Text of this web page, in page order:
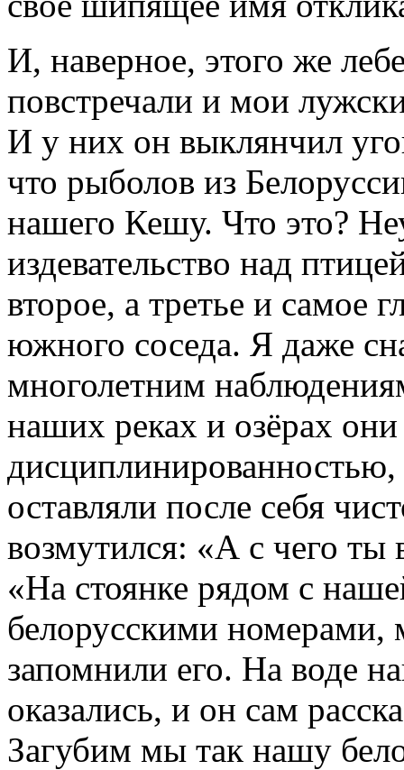
И, наверное, этого же
повстречали и мои
И у них он выклянчил
что рыболов из
нашего Кешу. Что это?
издевательство над
второе, а третье и самое
южного соседа. Я даже
многолетним
наших реках и озёрах они
оставляли после себя
возмутился: «А с чего ты
«На стоянке рядом с
белорусскими номерами,
запомнили его. На воде
оказались, и он сам
Загубим мы так нашу